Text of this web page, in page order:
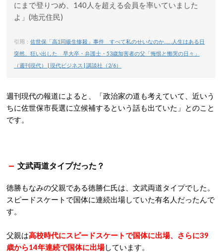
にまで登りつめ、140人を超える会員を率いていました
よ」(地元住民)
引用： 佐世保「高1同級生惨殺」事件 すべて私のせいなのか……人生はある日
突然、狂い出した 早大卒・弁護士・53歳加害者の父「悔恨と慟哭の日々」
（週刊現代） | 現代ビジネス | 講談社（2/6）
週刊現代の報道によると、「政治家の道も考えていて、近いう
ちに佐世保市長選に立候補するという話も出ていた」とのこと
です。
文武両道タイプだった？
徳勝もなみの父親である徳勝仁氏は、文武両道タイプでした。
スピードスケートで国体に連続出場していた有名人だったんで
す。
父親は高校時代にスピードスケートで国体に出場、さらに39
歳から14年連続で国体に出場しています。